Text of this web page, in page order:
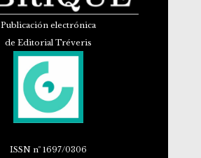
Publicación electrónica
de Editorial Tréveris
ISSNnº 1697/0306